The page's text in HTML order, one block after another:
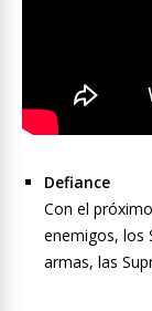
Defiance
Con el
enemigos, los
armas, las